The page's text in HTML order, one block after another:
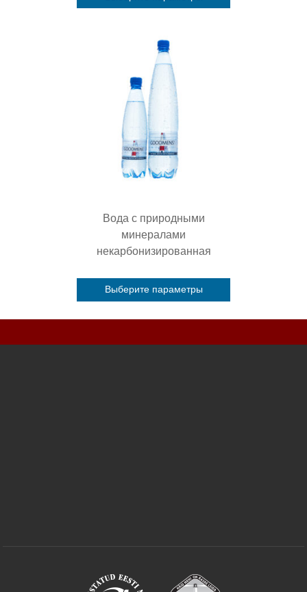
имеет
несколько
вариаций.
Опции
выбрать
на
странице
товара.
Вода с природными
минералами
некарбонизированная
Выберите параметры
имеет